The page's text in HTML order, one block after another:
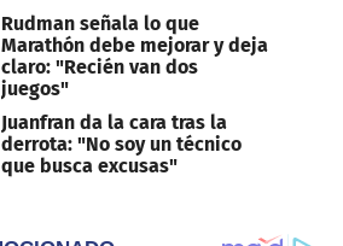
Rudman señala lo que
Marathón debe mejorar y deja
claro: "Recién van dos
juegos"
Juanfran da la cara tras la
derrota: "No soy un técnico
que busca excusas"